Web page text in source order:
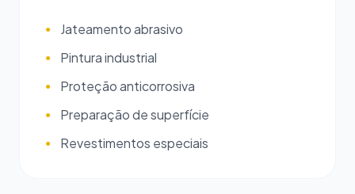
● Jateamento abrasivo
● Pintura industrial
● Proteção anticorrosiva
● Preparação de superfície
● Revestimentos especiais